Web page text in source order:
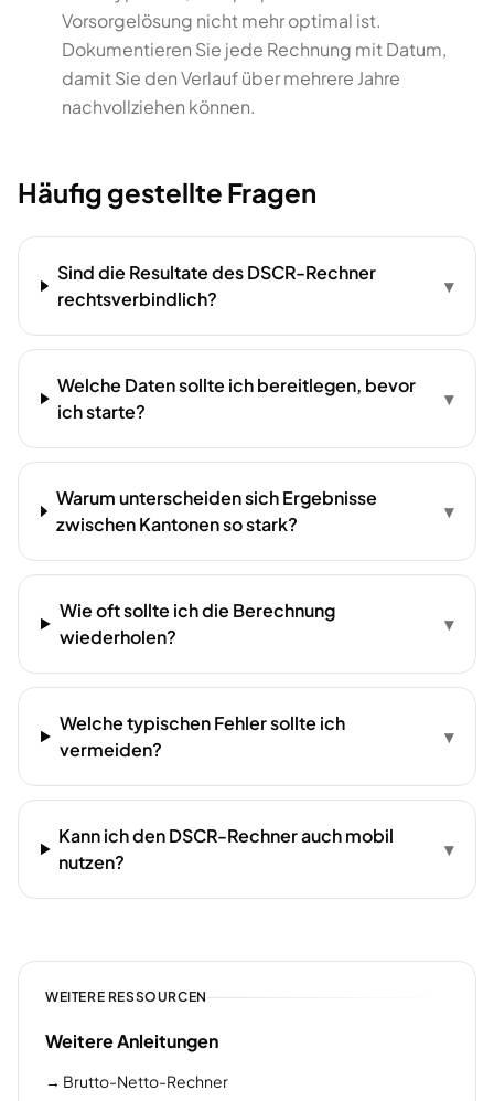
Vorsorgelösung nicht mehr optimal ist.
Dokumentieren Sie jede Rechnung mit Datum,
damit Sie den Verlauf über mehrere Jahre
nachvollziehen können.
Häufig gestellte Fragen
Sind die Resultate des DSCR-Rechner
rechtsverbindlich?
▾
Welche Daten sollte ich bereitlegen, bevor
ich starte?
▾
Warum unterscheiden sich Ergebnisse
zwischen Kantonen so stark?
▾
Wie oft sollte ich die Berechnung
wiederholen?
▾
Welche typischen Fehler sollte ich
vermeiden?
▾
Kann ich den DSCR-Rechner auch mobil
nutzen?
▾
WEITERE RESSOURCEN
Weitere Anleitungen
→ Brutto-Netto-Rechner